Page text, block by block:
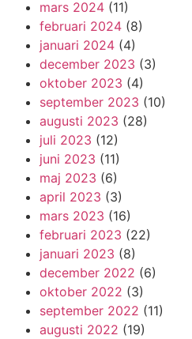
mars 2024 (11)
februari 2024 (8)
januari 2024 (4)
december 2023 (3)
oktober 2023 (4)
september 2023 (10)
augusti 2023 (28)
juli 2023 (12)
juni 2023 (11)
maj 2023 (6)
april 2023 (3)
mars 2023 (16)
februari 2023 (22)
januari 2023 (8)
december 2022 (6)
oktober 2022 (3)
september 2022 (11)
augusti 2022 (19)